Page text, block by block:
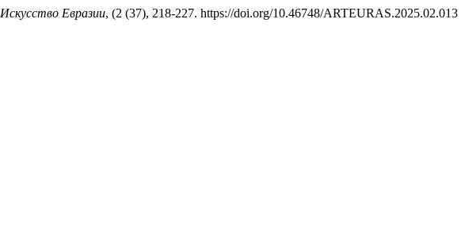
Искусство Евразии, (2 (37), 218-227. https://doi.org/10.46748/ARTEURAS.2025.02.013